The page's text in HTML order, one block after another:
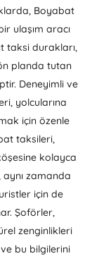
Boyabat
ulaşım aracı
taksi durakları,
planda tutan
Deneyimli ve
yolcularına
için özenle
taksileri,
kolayca
zamanda
için de
Şoförler,
zenginlikleri
bu bilgilerini